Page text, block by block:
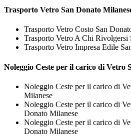
Trasporto Vetro San Donato
Trasporto Vetro Costo San
Trasporto Vetro A Chi Rivolgersi
Trasporto Vetro Impresa Edile
Noleggio Ceste per il carico di Vetro
Noleggio Ceste per il carico di
Milanese
Noleggio Ceste per il carico di
Donato Milanese
Noleggio Ceste per il carico di
Donato Milanese